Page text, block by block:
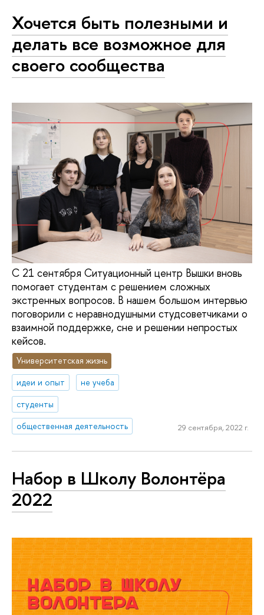
Хочется быть полезными и
делать все возможное для
своего сообщества
С 21 сентября Ситуационный центр Вышки вновь
помогает студентам с решением сложных
экстренных вопросов. В нашем большом интервью
поговорили с неравнодушными студсоветчиками о
взаимной поддержке, сне и решении непростых
кейсов.
Университетская жизнь
идеи и опыт
не учеба
студенты
общественная деятельность
29 сентября, 2022 г.
Набор в Школу Волонтёра
2022